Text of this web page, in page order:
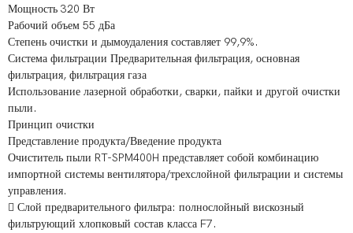
Мощность 320 Вт
Рабочий объем 55 дБа
Степень очистки и дымоудаления составляет 99,9%.
Система фильтрации Предварительная фильтрация, основная
фильтрация, фильтрация газа
Использование лазерной обработки, сварки, пайки и другой очистки
пыли.
Принцип очистки
​​​​​​​​​​Представление продукта/Введение продукта
Очиститель пыли RT-SPM400H представляет собой комбинацию
импортной системы вентилятора/трехслойной фильтрации и системы
управления.
​​​​​​​​​​​​​​​​​​​​​​​​ Слой предварительного фильтра: полнослойный вискозный
фильтрующий хлопковый состав класса F7.